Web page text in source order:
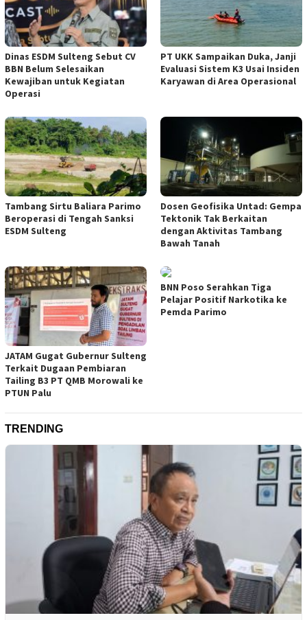
Dinas ESDM Sulteng Sebut CV
BBN Belum Selesaikan
Kewajiban untuk Kegiatan
Operasi
PT UKK Sampaikan Duka, Janji
Evaluasi Sistem K3 Usai Insiden
Karyawan di Area Operasional
Tambang Sirtu Baliara Parimo
Beroperasi di Tengah Sanksi
ESDM Sulteng
Dosen Geofisika Untad: Gempa
Tektonik Tak Berkaitan
dengan Aktivitas Tambang
Bawah Tanah
JATAM Gugat Gubernur Sulteng
Terkait Dugaan Pembiaran
Tailing B3 PT QMB Morowali ke
PTUN Palu
BNN Poso Serahkan Tiga
Pelajar Positif Narkotika ke
Pemda Parimo
TRENDING